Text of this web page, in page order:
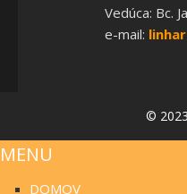
Vedúca: Bc.
e-mail:
©
MENU
DOMOV